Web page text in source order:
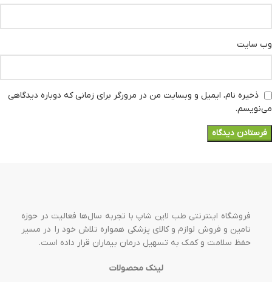
وب‌ سایت
ذخیره نام، ایمیل و وبسایت من در مرورگر برای زمانی که دوباره دیدگاهی
می‌نویسم.
فروشگاه اینترنتی طب لاین شاپ با تجربه سال‌ها فعالیت در حوزه
تامین و فروش لوازم و کالای پزشکی همواره تلاش خود را در مسیر
حفظ سلامت و کمک به تسهیل درمان بیماران قرار داده است.
لینک محصولات